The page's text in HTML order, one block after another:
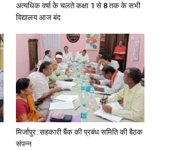
अत्यधिक वर्षा के चलते कक्षा 1 से 8 तक के सभी
विद्यालय आज बंद
मिर्जापुर: सहकारी बैंक की प्रबंध समिति की बैठक
संपन्न